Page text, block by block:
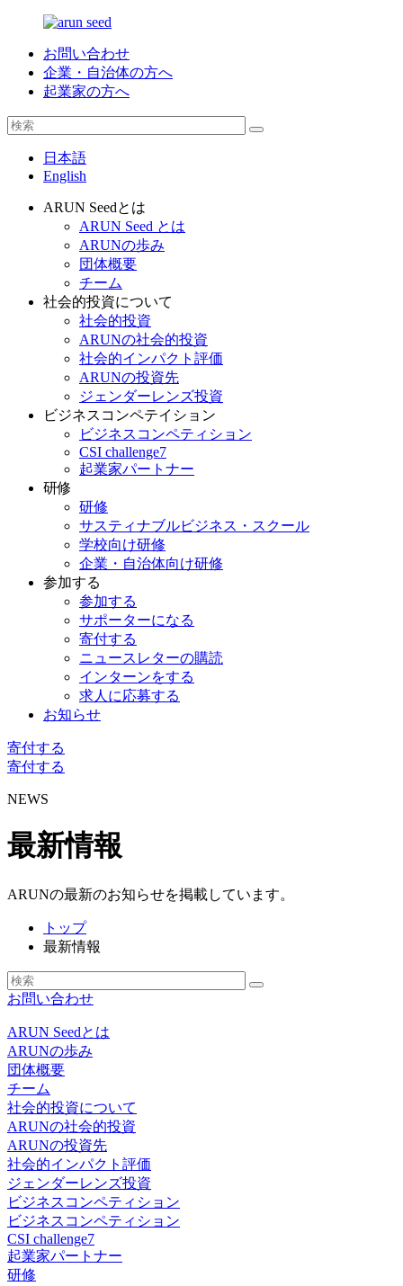
お問い合わせ
企業・自治体の方へ
起業家の方へ
日本語
English
ARUN Seedとは
ARUN Seed とは
ARUNの歩み
団体概要
チーム
社会的投資について
社会的投資
ARUNの社会的投資
社会的インパクト評価
ARUNの投資先
ジェンダーレンズ投資
ビジネスコンペテイション
ビジネスコンペティション
CSI challenge7
起業家パートナー
研修
研修
サスティナブルビジネス・スクール
学校向け研修
企業・自治体向け研修
参加する
参加する
サポーターになる
寄付する
ニュースレターの購読
インターンをする
求人に応募する
お知らせ
寄付する
寄付する
NEWS
最新情報
ARUNの最新のお知らせを掲載しています。
トップ
最新情報
お問い合わせ
ARUN Seedとは
ARUNの歩み
団体概要
チーム
社会的投資について
ARUNの社会的投資
ARUNの投資先
社会的インパクト評価
ジェンダーレンズ投資
ビジネスコンペティション
ビジネスコンペティション
CSI challenge7
起業家パートナー
研修